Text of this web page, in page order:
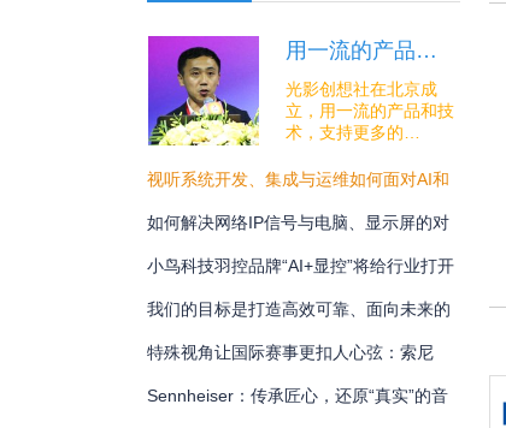
用一流的产品…
光影创想社在北京成
立，用一流的产品和技
术，支持更多的…
视听系统开发、集成与运维如何面对AI和
安全的挑战？
如何解决网络IP信号与电脑、显示屏的对
接难题？
小鸟科技羽控品牌“AI+显控”将给行业打开
怎样的新未来？
我们的目标是打造高效可靠、面向未来的
专业通讯解决方案
特殊视角让国际赛事更扣人心弦：索尼
BRC-AM7在宁波射击世界杯中的系统化应
Sennheiser：传承匠心，还原“真实”的音